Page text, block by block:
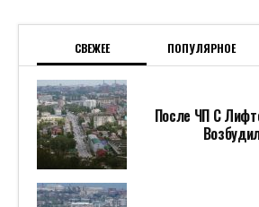
СВЕЖЕЕ ПОПУЛЯРНОЕ
После ЧП С